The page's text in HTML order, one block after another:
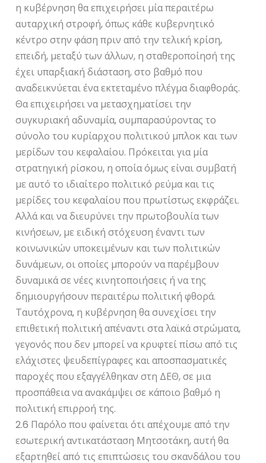
η κυβέρνηση θα επιχειρήσει μία περαιτέρω
αυταρχική στροφή, όπως κάθε κυβερνητικό
κέντρο στην φάση πριν από την τελική κρίση,
επειδή, μεταξύ των άλλων, η σταθεροποίησή της
έχει υπαρξιακή διάσταση, στο βαθμό που
αναδεικνύεται ένα εκτεταμένο πλέγμα διαφθοράς.
Θα επιχειρήσει να μετασχηματίσει την
συγκυριακή αδυναμία, συμπαρασύροντας το
σύνολο του κυρίαρχου πολιτικού μπλοκ και των
μερίδων του κεφαλαίου. Πρόκειται για μία
στρατηγική ρίσκου, η οποία όμως είναι συμβατή
με αυτό το ιδιαίτερο πολιτικό ρεύμα και τις
μερίδες του κεφαλαίου που πρωτίστως εκφράζει.
Αλλά και να διευρύνει την πρωτοβουλία των
κινήσεων, με ειδική στόχευση έναντι των
κοινωνικών υποκειμένων και των πολιτικών
δυνάμεων, οι οποίες μπορούν να παρέμβουν
δυναμικά σε νέες κινητοποιήσεις ή να της
δημιουργήσουν περαιτέρω πολιτική φθορά.
Ταυτόχρονα, η κυβέρνηση θα συνεχίσει την
επιθετική πολιτική απέναντι στα λαϊκά στρώματα,
γεγονός που δεν μπορεί να κρυφτεί πίσω από τις
ελάχιστες ψευδεπίγραφες και αποσπασματικές
παροχές που εξαγγέλθηκαν στη ΔΕΘ, σε μια
προσπάθεια να ανακάμψει σε κάποιο βαθμό η
πολιτική επιρροή της.
2.6 Παρόλο που φαίνεται ότι απέχουμε από την
εσωτερική αντικατάσταση Μητσοτάκη, αυτή θα
εξαρτηθεί από τις επιπτώσεις του σκανδάλου του